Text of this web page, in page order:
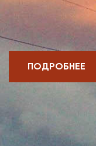
ПОДРОБНЕЕ